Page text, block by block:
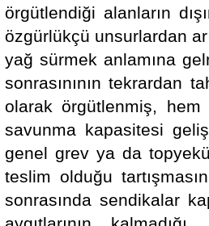
örgütlendiği alanların
özgürlükçü unsurlardan
yağ sürmek anlamına
sonrasınının tekrardan
olarak örgütlenmiş, hem
savunma kapasitesi
genel grev ya da
teslim olduğu
sonrasında sendikalar